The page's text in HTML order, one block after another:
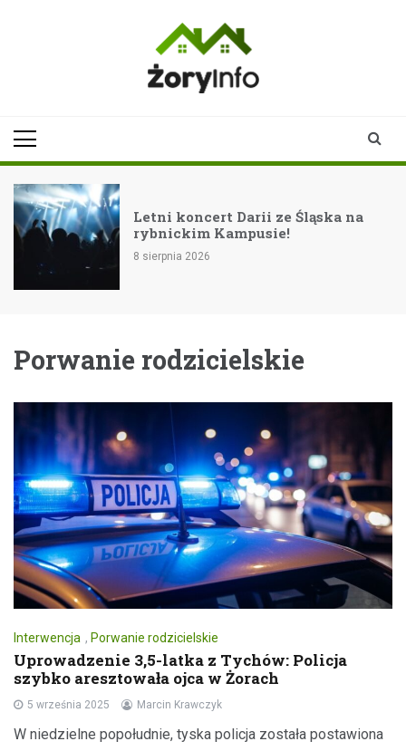
Letni koncert Darii ze Śląska na
rybnickim Kampusie!
8 sierpnia 2026
Porwanie rodzicielskie
Interwencja , Porwanie rodzicielskie
Uprowadzenie 3,5-latka z Tychów: Policja
szybko aresztowała ojca w Żorach
5 września 2025 Marcin Krawczyk
W niedzielne popołudnie, tyska policja została postawiona